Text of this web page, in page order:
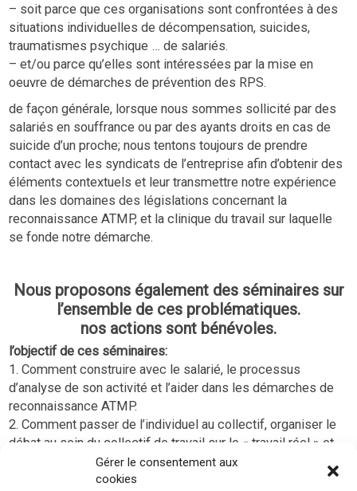
Gérer le consentement aux
cookies
– soit parce que ces organisations sont confrontées à des
situations individuelles de décompensation, suicides,
traumatismes psychique … de salariés.
– et/ou parce qu’elles sont intéressées par la mise en
oeuvre de démarches de prévention des RPS.
de façon générale, lorsque nous sommes sollicité par des
salariés en souffrance ou par des ayants droits en cas de
suicide d’un proche; nous tentons toujours de prendre
contact avec les syndicats de l’entreprise afin d’obtenir des
éléments contextuels et leur transmettre notre expérience
dans les domaines des législations concernant la
reconnaissance ATMP, et la clinique du travail sur laquelle
se fonde notre démarche.
Nous proposons également des séminaires sur
l’ensemble de ces problématiques.
nos actions sont bénévoles.
l’objectif de ces séminaires:
1. Comment construire avec le salarié, le processus
d’analyse de son activité et l’aider dans les démarches de
reconnaissance ATMP.
2. Comment passer de l’individuel au collectif, organiser le
débat au sein du collectif de travail sur le « travail réel » et
proposer des actions de prévention